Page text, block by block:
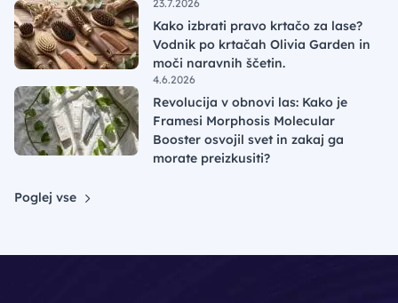
23.7.2026
Kako izbrati pravo krtačo za lase?
Vodnik po krtačah Olivia Garden in
moči naravnih ščetin.
4.6.2026
Revolucija v obnovi las: Kako je
Framesi Morphosis Molecular
Booster osvojil svet in zakaj ga
morate preizkusiti?
Poglej vse